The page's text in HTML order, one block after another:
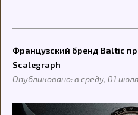
Французский бренд Baltic
Scalegraph
Опубликовано: в среду, 01